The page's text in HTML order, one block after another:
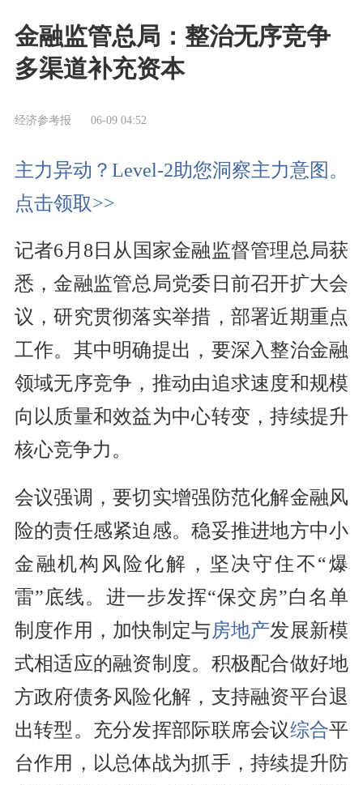
金融监管总局：整治无序竞争
多渠道补充资本
经济参考报 06-09 04:52
主力异动？Level-2助您洞察主力意图。
点击领取>>
记者6月8日从国家金融监督管理总局获
悉，金融监管总局党委日前召开扩大会
议，研究贯彻落实举措，部署近期重点
工作。其中明确提出，要深入整治金融
领域无序竞争，推动由追求速度和规模
向以质量和效益为中心转变，持续提升
核心竞争力。
会议强调，要切实增强防范化解金融风
险的责任感紧迫感。稳妥推进地方中小
金融机构风险化解，坚决守住不“爆
雷”底线。进一步发挥“保交房”白名单
制度作用，加快制定与房地产发展新模
式相适应的融资制度。积极配合做好地
方政府债务风险化解，支持融资平台退
出转型。充分发挥部际联席会议综合平
台作用，以总体战为抓手，持续提升防